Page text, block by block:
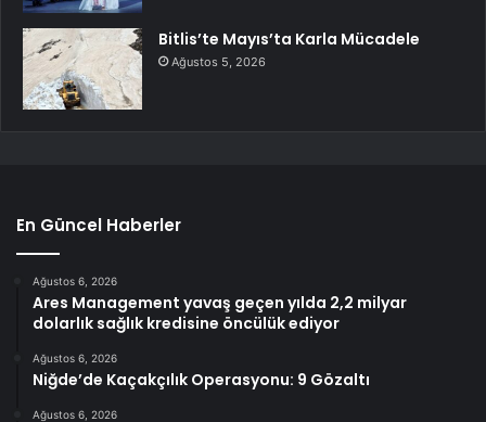
Bitlis’te Mayıs’ta Karla Mücadele
Ağustos 5, 2026
En Güncel Haberler
Ağustos 6, 2026
Ares Management yavaş geçen yılda 2,2 milyar
dolarlık sağlık kredisine öncülük ediyor
Ağustos 6, 2026
Niğde’de Kaçakçılık Operasyonu: 9 Gözaltı
Ağustos 6, 2026